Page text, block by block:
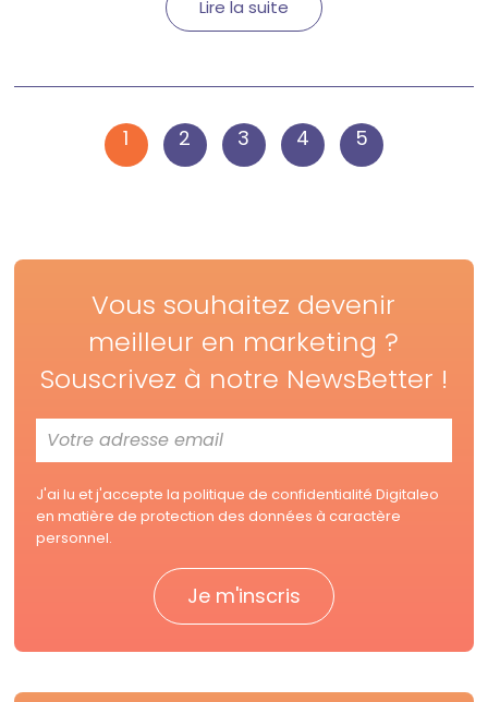
Lire la suite
1 2 3 4 5
Vous souhaitez devenir
meilleur en marketing ?
Souscrivez à notre NewsBetter !
J'ai lu et j'accepte lapolitique de confidentialité Digitaleo
en matière de protection des données à caractère
personnel.